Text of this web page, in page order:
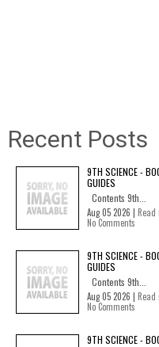
Recent Posts
9TH SCIENCE -
GUIDES
Contents 9th...
Aug 05 2026 | Read
No Comments
9TH SCIENCE -
GUIDES
Contents 9th...
Aug 05 2026 | Read
No Comments
9TH SCIENCE -